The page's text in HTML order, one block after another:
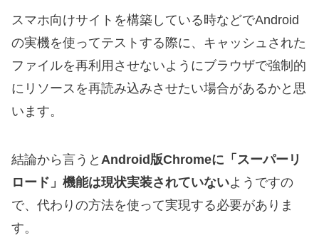
スマホ向けサイトを構築している時などでAndroid
の実機を使ってテストする際に、キャッシュされた
ファイルを再利用させないようにブラウザで強制的
にリソースを再読み込みさせたい場合があるかと思
います。
結論から言うと Android版Chromeに「スーパーリ
ロード」機能は現状実装されていないようですの
で、代わりの方法を使って実現する必要がありま
す。